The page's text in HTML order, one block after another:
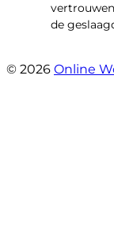
de
© 2026 Online